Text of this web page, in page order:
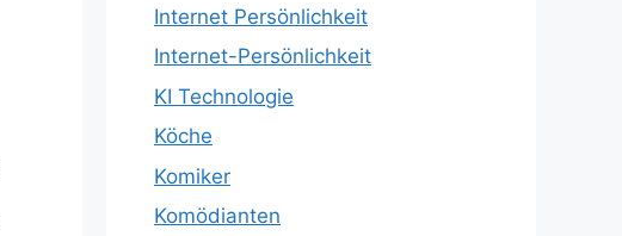
Internet Persönlichkeit
Internet-Persönlichkeit
KI Technologie
Köche
Komiker
Komödianten